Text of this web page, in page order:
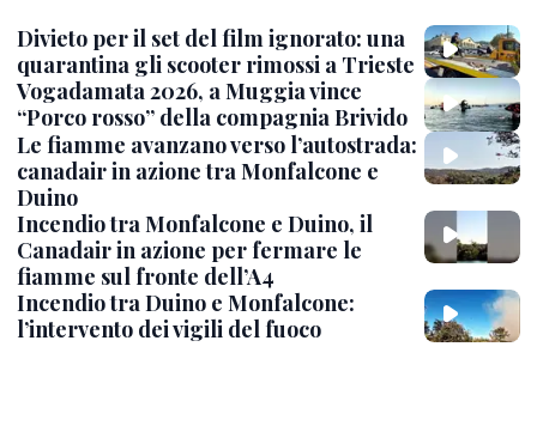
Divieto per il set del film ignorato: una
quarantina gli scooter rimossi a Trieste
Vogadamata 2026, a Muggia vince
“Porco rosso” della compagnia Brivido
Le fiamme avanzano verso l’autostrada:
canadair in azione tra Monfalcone e
Duino
Incendio tra Monfalcone e Duino, il
Canadair in azione per fermare le
fiamme sul fronte dell’A4
Incendio tra Duino e Monfalcone:
l’intervento dei vigili del fuoco